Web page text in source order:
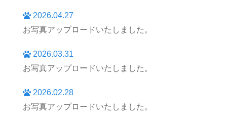
2026.04.27
お写真アップロードいたしました。
2026.03.31
お写真アップロードいたしました。
2026.02.28
お写真アップロードいたしました。